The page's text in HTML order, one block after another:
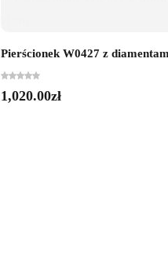
Pierścionek W0427 z
1,020.00zł